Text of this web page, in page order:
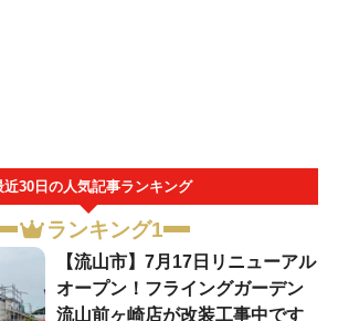
近30日の人気記事ランキング
ランキング1
【流山市】7月17日リニューアル
オープン！フライングガーデン
流山前ヶ崎店が改装工事中です